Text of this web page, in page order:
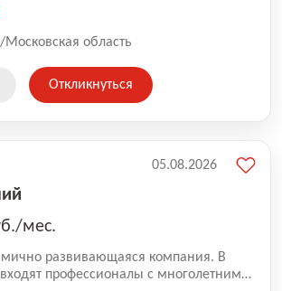
модульных блоков свободной
строительства.
Московская область
Откликнуться
мес.
развивающаяся компания. В
профессионалы с многолетним
05.08.2026